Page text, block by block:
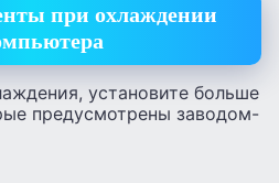
при охлаждении
установите больше
предусмотрены заводом-